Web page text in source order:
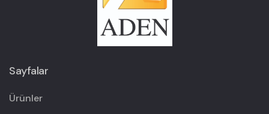
Sayfalar
Ürünler